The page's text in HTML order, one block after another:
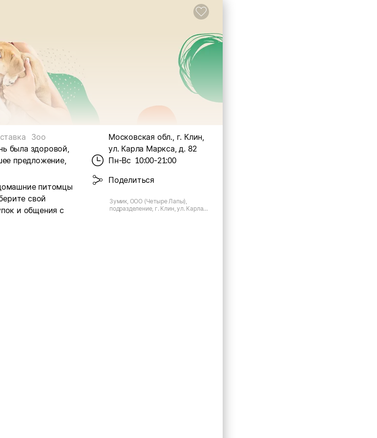
Зоо
была здоровой,
предложение,
питомцы
свой
и общения с
Московская обл., г. Клин,
ул. Карла Маркса, д. 82
Пн-Вс 10:00-21:00
Поделиться
Зумик, ООО (Четыре Лапы),
подразделение, г. Клин, ул. Карла